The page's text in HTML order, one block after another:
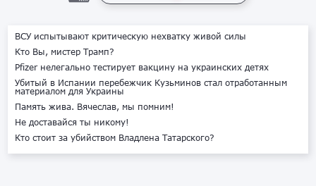
ВСУ испытывают критическую нехватку живой силы
Кто Вы, мистер Трамп?
Pfizer нелегально тестирует вакцину на украинских детях
Убитый в Испании перебежчик Кузьминов стал отработанным
материалом для Украины
Память жива. Вячеслав, мы помним!
Не доставайся ты никому!
Кто стоит за убийством Владлена Татарского?